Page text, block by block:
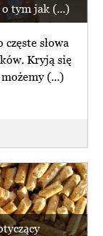
o tym jak (...)
częste słowa
Kryją się
(...)